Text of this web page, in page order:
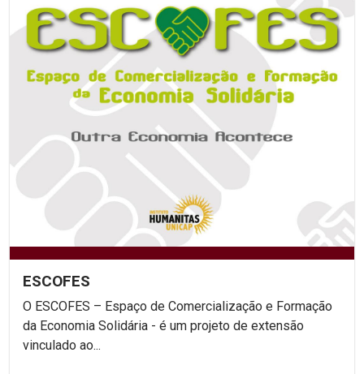
ESCOFES
O ESCOFES – Espaço de Comercialização e Formação
da Economia Solidária - é um projeto de extensão
vinculado ao...